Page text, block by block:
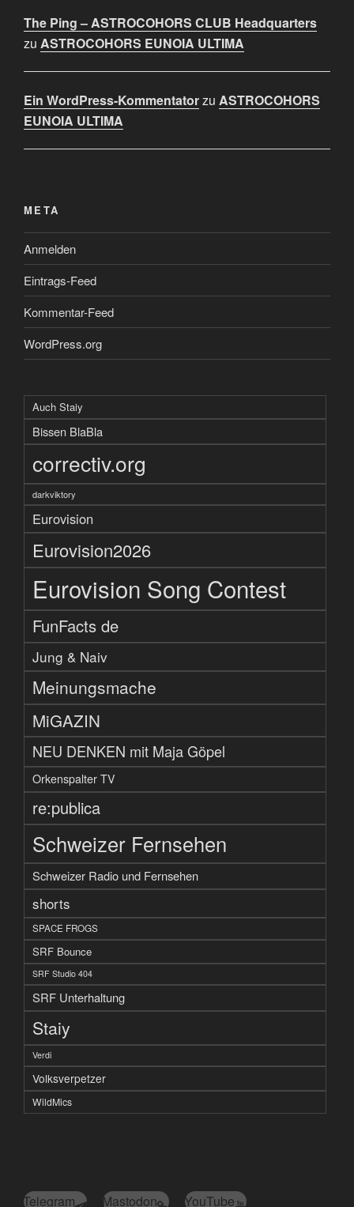
The Ping – ASTROCOHORS CLUB Headquarters
zu ASTROCOHORS EUNOIA ULTIMA
Ein WordPress-Kommentatorzu ASTROCOHORS
EUNOIA ULTIMA
META
Anmelden
Eintrags-Feed
Kommentar-Feed
WordPress.org
Auch Staiy
Bissen BlaBla
correctiv.org
darkviktory
Eurovision
Eurovision2026
Eurovision Song Contest
FunFacts de
Jung & Naiv
Meinungsmache
MiGAZIN
NEU DENKEN mit Maja Göpel
Orkenspalter TV
re:publica
Schweizer Fernsehen
Schweizer Radio und Fernsehen
shorts
SPACE FROGS
SRF Bounce
SRF Studio 404
SRF Unterhaltung
Staiy
Verdi
Volksverpetzer
WildMics
Telegram Mastodon YouTube